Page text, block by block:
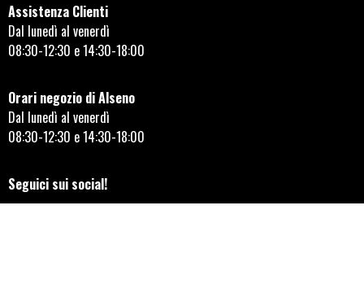
Assistenza Clienti
Dal lunedì al venerdì
08:30-12:30 e 14:30-18:00
Orari negozio di Alseno
Dal lunedì al venerdì
08:30-12:30 e 14:30-18:00
Seguici sui social!